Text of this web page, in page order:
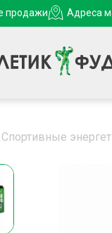
продажи Адреса
Спортивные